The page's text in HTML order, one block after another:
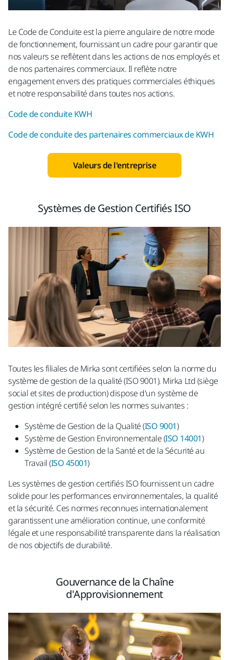
Le Code de Conduite est la pierre angulaire de notre mode
de fonctionnement, fournissant un cadre pour garantir que
nos valeurs se reflètent dans les actions de nos employés et
de nos partenaires commerciaux. Il reflète notre
engagement envers des pratiques commerciales éthiques
et notre responsabilité dans toutes nos actions.
Code de conduite KWH
Code de conduite des partenaires commerciaux de KWH
Valeurs de l'entreprise
Systèmes de Gestion Certifiés ISO
Toutes les filiales de Mirka sont certifiées selon la norme du
système de gestion de la qualité (ISO 9001). Mirka Ltd (siège
social et sites de production) dispose d'un système de
gestion intégré certifié selon les normes suivantes :
Système de Gestion de la Qualité (ISO 9001)
Système de Gestion Environnementale (ISO 14001)
Système de Gestion de la Santé et de la Sécurité au
Travail (ISO 45001)
Les systèmes de gestion certifiés ISO fournissent un cadre
solide pour les performances environnementales, la qualité
et la sécurité. Ces normes reconnues internationalement
garantissent une amélioration continue, une conformité
légale et une responsabilité transparente dans la réalisation
de nos objectifs de durabilité.
Gouvernance de la Chaîne
d'Approvisionnement